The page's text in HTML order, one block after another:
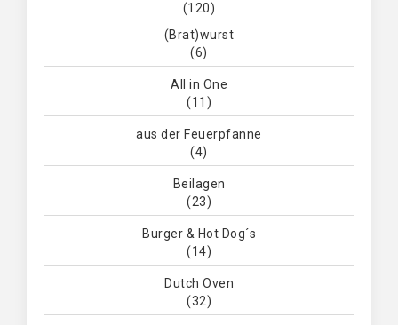
(120)
(Brat)wurst
(6)
All in One
(11)
aus der Feuerpfanne
(4)
Beilagen
(23)
Burger & Hot Dog´s
(14)
Dutch Oven
(32)